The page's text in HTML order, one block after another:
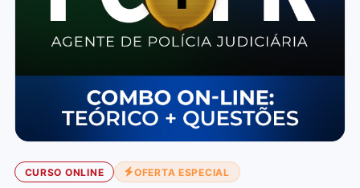
CURSO ONLINE OFERTA ESPECIAL